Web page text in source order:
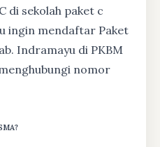
di sekolah paket c
ingin mendaftar Paket
Indramayu di PKBM
nomor